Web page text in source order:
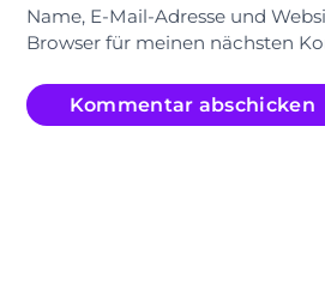
Name, E-Mail-Adresse und
Browser für meinen nächsten